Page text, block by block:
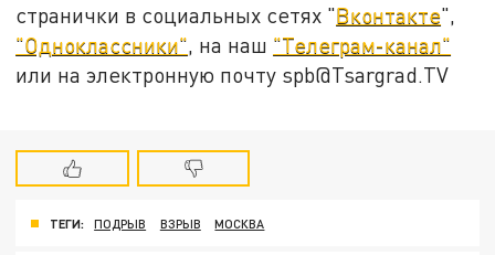
странички в социальных сетях "Вконтакте",
"Одноклассники", на наш "Телеграм-канал"
или на электронную почту spb@Tsargrad.TV
ТЕГИ: ПОДРЫВ ВЗРЫВ МОСКВА